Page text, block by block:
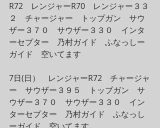
R72　レンジャーR70　レンジャー３３
２　チャージャー　トップガン　サウ
ザー３７０　サウザー３３０　インタ
ーセプター　乃村ガイド　ふなっしー
ガイド　空いてます
7日(日）　レンジャーR72　チャージャ
ー　サウザー３９５　トップガン　サ
ウザー３７０　サウザー３３０　イン
ターセプター　乃村ガイド　ふなっし